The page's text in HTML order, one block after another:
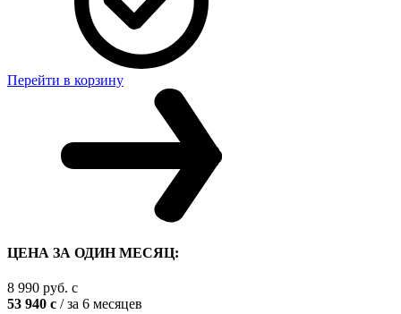
Перейти в корзину
ЦЕНА ЗА ОДИН МЕСЯЦ:
8 990 руб. c
53 940 c / за 6 месяцев